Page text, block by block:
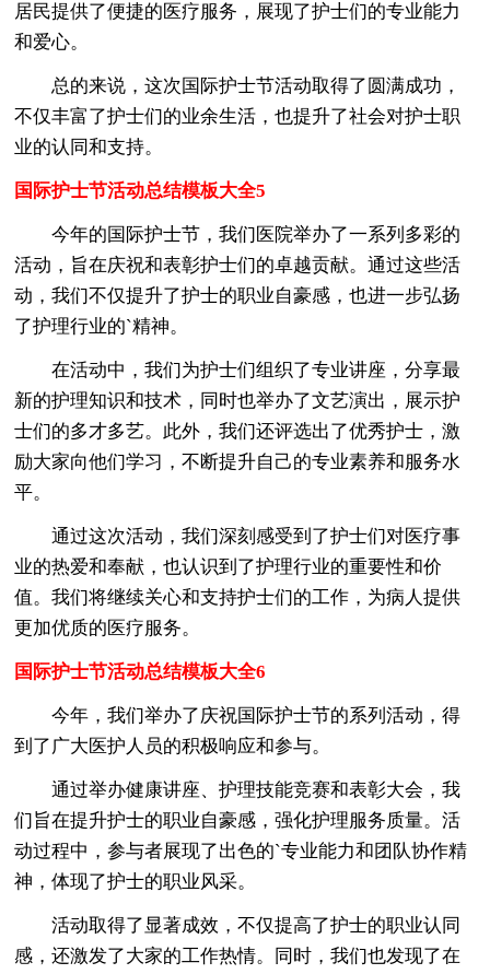
居民提供了便捷的医疗服务，展现了护士们的专业能力
和爱心。
总的来说，这次国际护士节活动取得了圆满成功，
不仅丰富了护士们的业余生活，也提升了社会对护士职
业的认同和支持。
国际护士节活动总结模板大全5
今年的国际护士节，我们医院举办了一系列多彩的
活动，旨在庆祝和表彰护士们的卓越贡献。通过这些活
动，我们不仅提升了护士的职业自豪感，也进一步弘扬
了护理行业的`精神。
在活动中，我们为护士们组织了专业讲座，分享最
新的护理知识和技术，同时也举办了文艺演出，展示护
士们的多才多艺。此外，我们还评选出了优秀护士，激
励大家向他们学习，不断提升自己的专业素养和服务水
平。
通过这次活动，我们深刻感受到了护士们对医疗事
业的热爱和奉献，也认识到了护理行业的重要性和价
值。我们将继续关心和支持护士们的工作，为病人提供
更加优质的医疗服务。
国际护士节活动总结模板大全6
今年，我们举办了庆祝国际护士节的系列活动，得
到了广大医护人员的积极响应和参与。
通过举办健康讲座、护理技能竞赛和表彰大会，我
们旨在提升护士的职业自豪感，强化护理服务质量。活
动过程中，参与者展现了出色的`专业能力和团队协作精
神，体现了护士的职业风采。
活动取得了显著成效，不仅提高了护士的职业认同
感，还激发了大家的工作热情。同时，我们也发现了在